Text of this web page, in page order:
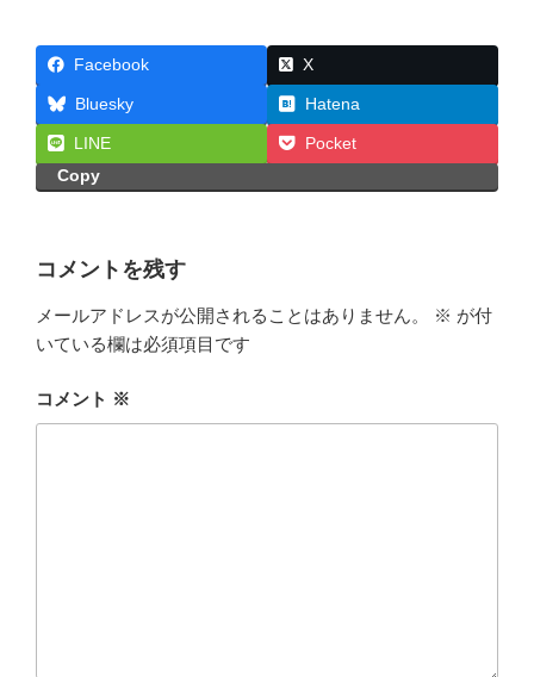
Facebook X
Bluesky Hatena
LINE
Pocket
Copy
コメントを残す
メールアドレスが公開されることはありません。 ※ が付
いている欄は必須項目です
コメント ※